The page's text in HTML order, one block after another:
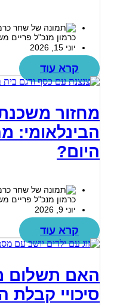
כרמון מנכ"ל פריים
יוני 15, 2026
קרא עוד
מחזור
הבינלאומי:
היום?
כרמון מנכ"ל פריים
יוני 9, 2026
קרא עוד
האם תשלום
סיכויי